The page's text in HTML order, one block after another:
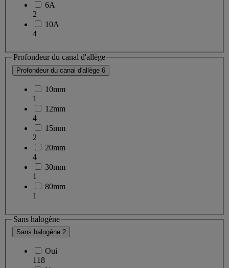
6A
2
10A
4
Profondeur du canal d'allège
Profondeur du canal d'allège 6
10mm
1
12mm
4
15mm
2
20mm
4
30mm
1
80mm
1
Sans halogène
Sans halogène 2
Oui
118